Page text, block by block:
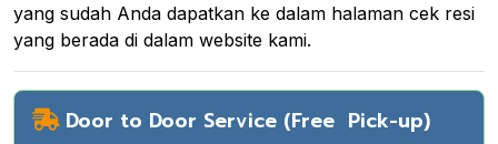
yang sudah Anda dapatkan ke dalam halaman cek resi
yang berada di dalam website kami.
Door to Door Service (Free Pick-up)